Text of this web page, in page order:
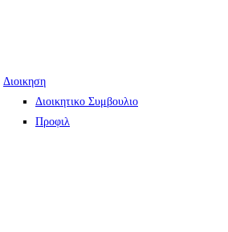
Διοικηση
Διοικητικο Συμβουλιο
Προφιλ